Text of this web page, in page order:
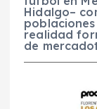
Hidalgo–
realidad
de